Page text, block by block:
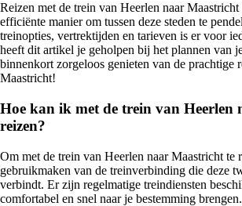
Reizen met de trein van Heerlen naar Maastricht
efficiënte manier om tussen deze steden te
treinopties, vertrektijden en tarieven is er voor
heeft dit artikel je geholpen bij het plannen van
binnenkort zorgeloos genieten van de prachtige
Maastricht!
Hoe kan ik met de trein van Heerlen
reizen?
Om met de trein van Heerlen naar Maastricht te
gebruikmaken van de treinverbinding die deze
verbindt. Er zijn regelmatige treindiensten
comfortabel en snel naar je bestemming brengen.